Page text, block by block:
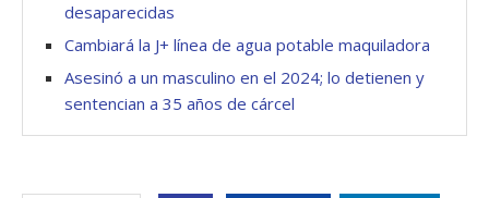
desaparecidas
Cambiará la J+ línea de agua potable maquiladora
Asesinó a un masculino en el 2024; lo detienen y
sentencian a 35 años de cárcel